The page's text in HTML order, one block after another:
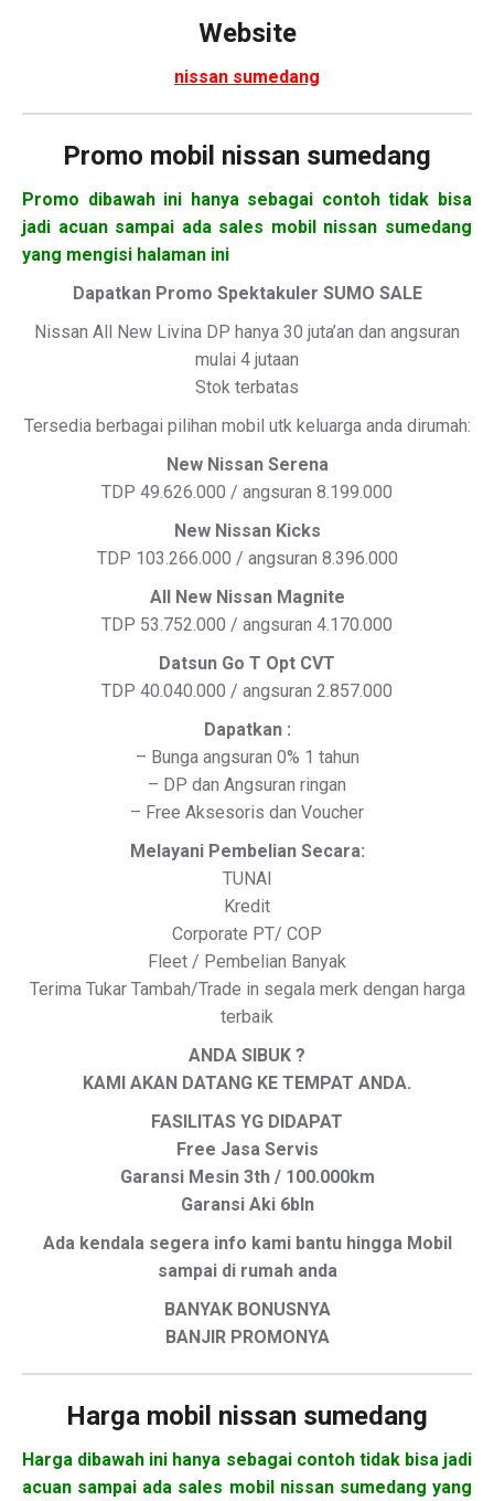
Website
nissan sumedang
Promo mobil nissan sumedang
Promo dibawah ini hanya sebagai contoh tidak bisa
jadi acuan sampai ada sales mobil nissan sumedang
yang mengisi halaman ini
Dapatkan Promo Spektakuler SUMO SALE
Nissan All New Livina DP hanya 30 juta’an dan angsuran
mulai 4 jutaan
Stok terbatas
Tersedia berbagai pilihan mobil utk keluarga anda dirumah:
New Nissan Serena
TDP 49.626.000 / angsuran 8.199.000
New Nissan Kicks
TDP 103.266.000 / angsuran 8.396.000
All New Nissan Magnite
TDP 53.752.000 / angsuran 4.170.000
Datsun Go T Opt CVT
TDP 40.040.000 / angsuran 2.857.000
Dapatkan :
– Bunga angsuran 0% 1 tahun
– DP dan Angsuran ringan
– Free Aksesoris dan Voucher
Melayani Pembelian Secara:
TUNAI
Kredit
Corporate PT/ COP
Fleet / Pembelian Banyak
Terima Tukar Tambah/Trade in segala merk dengan harga
terbaik
ANDA SIBUK ?
KAMI AKAN DATANG KE TEMPAT ANDA.
FASILITAS YG DIDAPAT
Free Jasa Servis
Garansi Mesin 3th / 100.000km
Garansi Aki 6bln
Ada kendala segera info kami bantu hingga Mobil
sampai di rumah anda
BANYAK BONUSNYA
BANJIR PROMONYA
Harga mobil nissan sumedang
Harga dibawah ini hanya sebagai contoh tidak bisa jadi
acuan sampai ada sales mobil nissan sumedang yang